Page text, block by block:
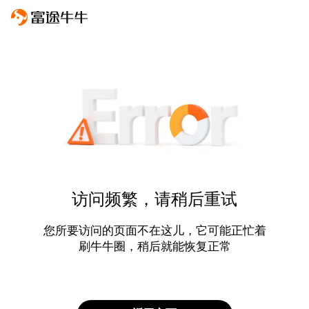
访问频繁，请稍后重试
您所要访问的页面不在这儿，它可能正忙着
刷牛牛圈，稍后就能恢复正常